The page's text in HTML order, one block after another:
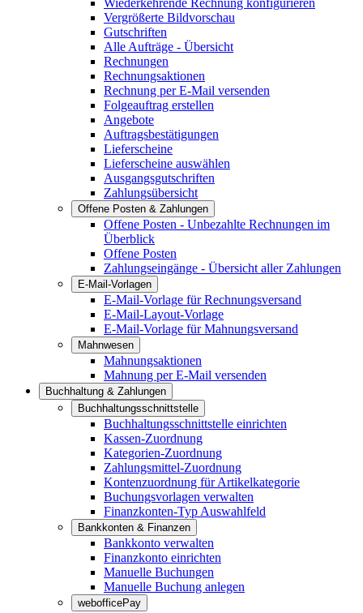
Wiederkehrende Rechnung konfigurieren
Vergrößerte Bildvorschau
Gutschriften
Alle Aufträge - Übersicht
Rechnungen
Rechnungsaktionen
Rechnung per E-Mail versenden
Folgeauftrag erstellen
Angebote
Auftragsbestätigungen
Lieferscheine
Lieferscheine auswählen
Ausgangsgutschriften
Zahlungsübersicht
Offene Posten & Zahlungen
Offene Posten - Unbezahlte Rechnungen im
Überblick
Offene Posten
Zahlungseingänge - Übersicht aller Zahlungen
E-Mail-Vorlagen
E-Mail-Vorlage für Rechnungsversand
E-Mail-Layout-Vorlage
E-Mail-Vorlage für Mahnungsversand
Mahnwesen
Mahnungsaktionen
Mahnung per E-Mail versenden
Buchhaltung & Zahlungen
Buchhaltungsschnittstelle
Buchhaltungsschnittstelle einrichten
Kassen-Zuordnung
Kategorien-Zuordnung
Zahlungsmittel-Zuordnung
Kontenzuordnung für Artikelkategorie
Buchungsvorlagen verwalten
Finanzkonten-Typ Auswahlfeld
Bankkonten & Finanzen
Bankkonto verwalten
Finanzkonto einrichten
Manuelle Buchungen
Manuelle Buchung anlegen
webofficePay